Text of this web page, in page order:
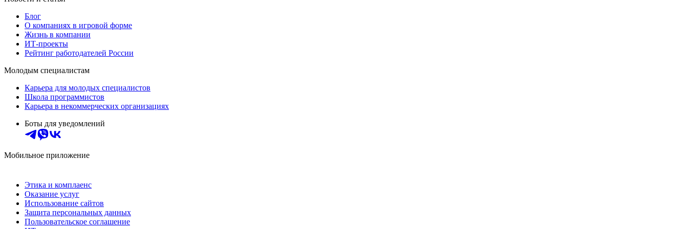
Блог
О компаниях в игровой форме
Жизнь в компании
ИТ-проекты
Рейтинг работодателей России
Молодым специалистам
Карьера для молодых специалистов
Школа программистов
Карьера в некоммерческих организациях
Боты для уведомлений
Мобильное приложение
Этика и комплаенс
Оказание услуг
Использование сайтов
Защита персональных данных
Пользовательское соглашение